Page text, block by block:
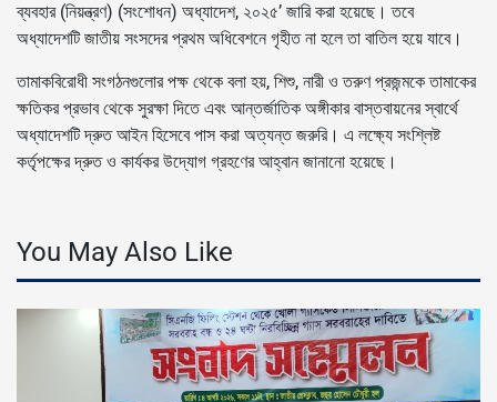
ব্যবহার (নিয়ন্ত্রণ) (সংশোধন) অধ্যাদেশ, ২০২৫’ জারি করা হয়েছে। তবে
অধ্যাদেশটি জাতীয় সংসদের প্রথম অধিবেশনে গৃহীত না হলে তা বাতিল হয়ে যাবে।
তামাকবিরোধী সংগঠনগুলোর পক্ষ থেকে বলা হয়, শিশু, নারী ও তরুণ প্রজন্মকে তামাকের
ক্ষতিকর প্রভাব থেকে সুরক্ষা দিতে এবং আন্তর্জাতিক অঙ্গীকার বাস্তবায়নের স্বার্থে
অধ্যাদেশটি দ্রুত আইন হিসেবে পাস করা অত্যন্ত জরুরি। এ লক্ষ্যে সংশ্লিষ্ট
কর্তৃপক্ষের দ্রুত ও কার্যকর উদ্যোগ গ্রহণের আহ্বান জানানো হয়েছে।
You May Also Like